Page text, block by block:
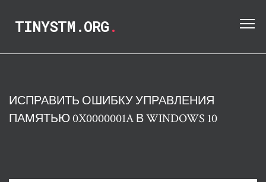
TINYSTM.ORG.
ИСПРАВИТЬ ОШИБКУ УПРАВЛЕНИЯ
ПАМЯТЬЮ 0X0000001A В WINDOWS 10